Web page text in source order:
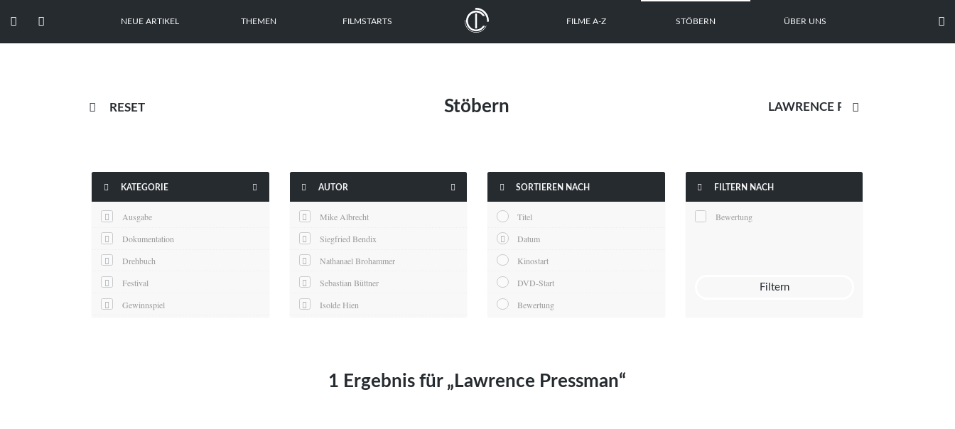
  NEUE ARTIKEL THEMEN FILMSTARTS FILME A-Z STÖBERN ÜBER UNS 
 RESET Stöbern 
 KATEGORIE 
Ausgabe
Dokumentation
Drehbuch
Festival
Gewinnspiel
 AUTOR 
Mike Albrecht
Siegfried Bendix
Nathanael Brohammer
Sebastian Büttner
Isolde Hien
Maximilian Kosing
 SORTIEREN NACH
Titel
Datum
Kinostart
DVD-Start
Bewertung
 FILTERN NACH
Bewertung
Filtern
1 Ergebnis für „Lawrence Pressman“